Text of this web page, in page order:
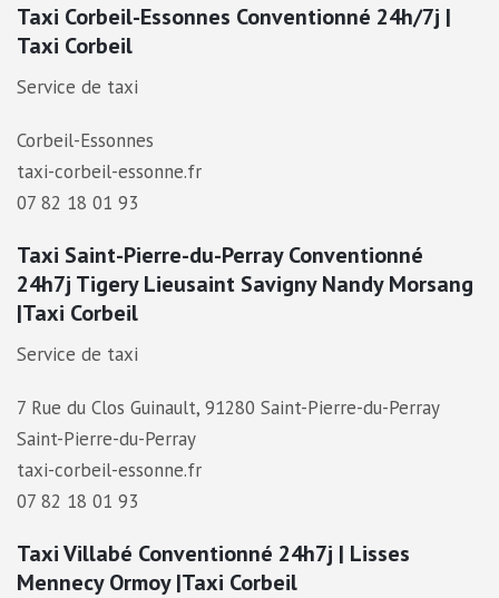
Taxi Corbeil-Essonnes Conventionné 24h/7j |
Taxi Corbeil
Service de taxi
Corbeil-Essonnes
taxi-corbeil-essonne.fr
07 82 18 01 93
Taxi Saint-Pierre-du-Perray Conventionné
24h7j Tigery Lieusaint Savigny Nandy Morsang
|Taxi Corbeil
Service de taxi
7 Rue du Clos Guinault, 91280 Saint-Pierre-du-Perray
Saint-Pierre-du-Perray
taxi-corbeil-essonne.fr
07 82 18 01 93
Taxi Villabé Conventionné 24h7j | Lisses
Mennecy Ormoy |Taxi Corbeil